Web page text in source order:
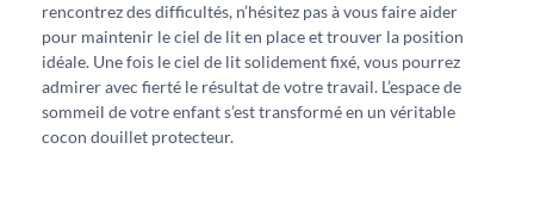
rencontrez des difficultés, n’hésitez pas à vous faire aider
pour maintenir le ciel de lit en place et trouver la position
idéale. Une fois le ciel de lit solidement fixé, vous pourrez
admirer avec fierté le résultat de votre travail. L’espace de
sommeil de votre enfant s’est transformé en un véritable
cocon douillet protecteur.